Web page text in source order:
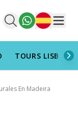
Español
TOURS LISBOA
En Madeira